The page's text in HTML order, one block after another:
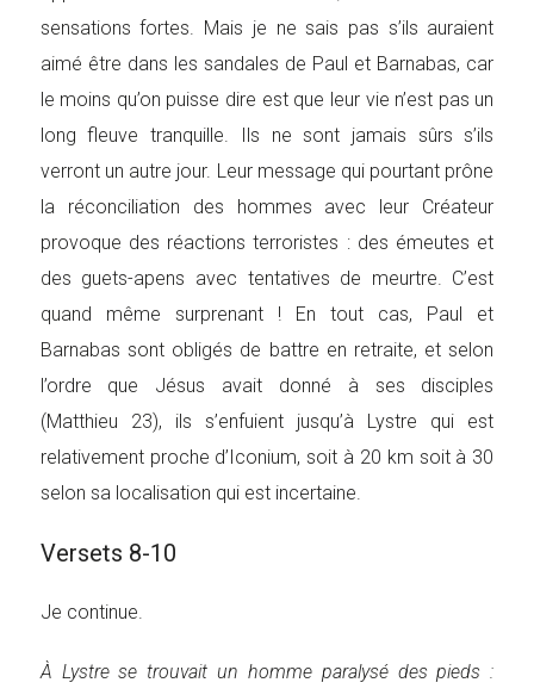
sensations fortes. Mais je ne sais pas s’ils auraient
aimé être dans les sandales de Paul et Barnabas, car
le moins qu’on puisse dire est que leur vie n’est pas un
long fleuve tranquille. Ils ne sont jamais sûrs s’ils
verront un autre jour. Leur message qui pourtant prône
la réconciliation des hommes avec leur Créateur
provoque des réactions terroristes : des émeutes et
des guets-apens avec tentatives de meurtre. C’est
quand même surprenant ! En tout cas, Paul et
Barnabas sont obligés de battre en retraite, et selon
l’ordre que Jésus avait donné à ses disciples
(Matthieu 23), ils s’enfuient jusqu’à Lystre qui est
relativement proche d’Iconium, soit à 20 km soit à 30
selon sa localisation qui est incertaine.
Versets 8-10
Je continue.
À Lystre se trouvait un homme paralysé des pieds :